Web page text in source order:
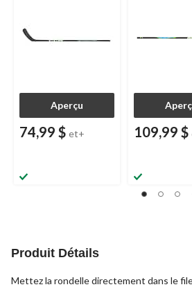
Aperçu
74,99 $ et+ 109,99 $
Produit Détails
Mettez la rondelle directement dans le